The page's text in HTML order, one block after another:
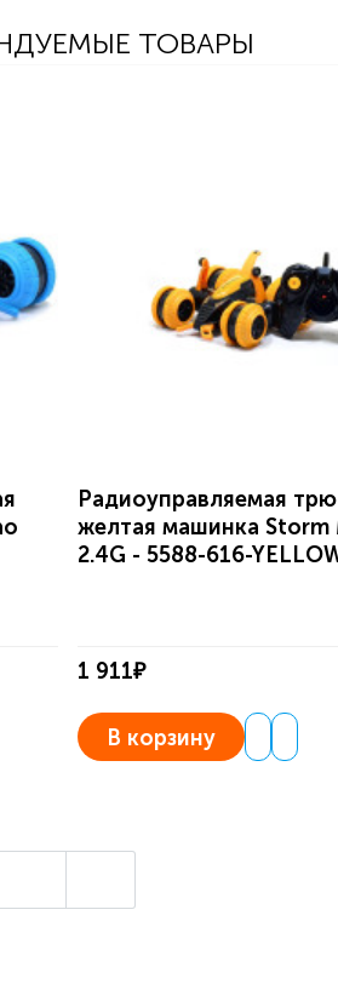
ТОВАРЫ
Радиоуправляемая
желтая машинка Storm
2.4G - 5588-616-
1 911₽
В корзину